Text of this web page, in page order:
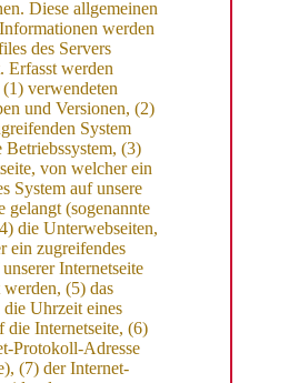
Diese allgemeinen
werden
des Servers
Erfasst werden
verwendeten
und Versionen, (2)
System
Betriebssystem, (3)
von welcher ein
System auf unsere
gelangt (sogenannte
die Unterwebseiten,
ein zugreifendes
Internetseite
werden, (5) das
Uhrzeit eines
die Internetseite, (6)
Protokoll-Adresse
(7) der Internet-